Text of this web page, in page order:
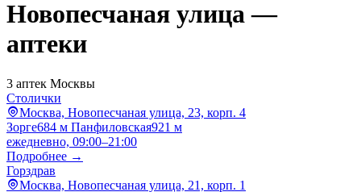
Новопесчаная улица —
аптеки
3 аптек Москвы
Столички
Москва, Новопесчаная улица, 23, корп. 4
Зорге684 м Панфиловская921 м
ежедневно, 09:00–21:00
Подробнее →
Горздрав
Москва, Новопесчаная улица, 21, корп. 1